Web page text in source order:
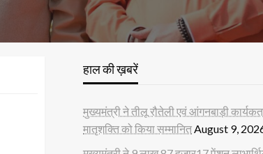
हाल की ख़बरें
मुख्यमंत्री ने तीलू रौतेली एवं आंगनबाड़ी
मातृशक्ति को किया सम्मानितAugust 9,